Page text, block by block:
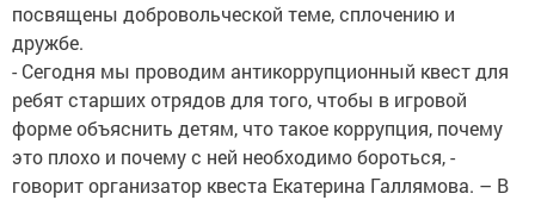
посвящены добровольческой теме, сплочению и
дружбе.
- Сегодня мы проводим антикоррупционный квест для
ребят старших отрядов для того, чтобы в игровой
форме объяснить детям, что такое коррупция, почему
это плохо и почему с ней необходимо бороться, -
говорит организатор квеста Екатерина Галлямова. – В